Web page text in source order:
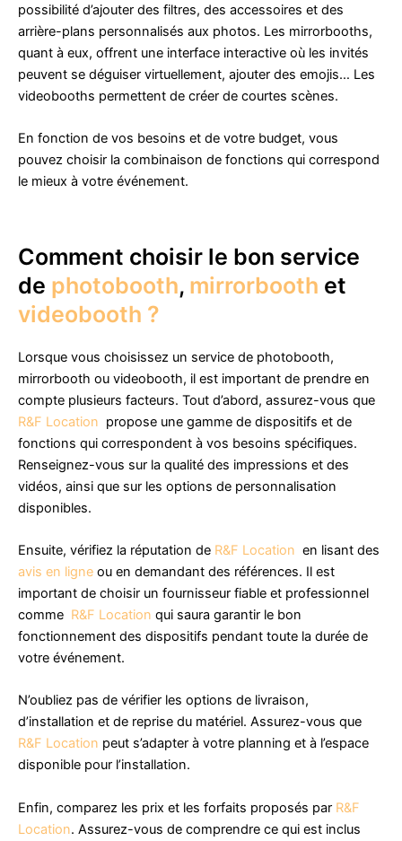
possibilité d’ajouter des filtres, des accessoires et des
arrière-plans personnalisés aux photos. Les mirrorbooths,
quant à eux, offrent une interface interactive où les invités
peuvent se déguiser virtuellement, ajouter des emojis… Les
videobooths permettent de créer de courtes scènes.
En fonction de vos besoins et de votre budget, vous
pouvez choisir la combinaison de fonctions qui correspond
le mieux à votre événement.
Comment choisir le bon service
de photobooth, mirrorbooth et
videobooth ?
Lorsque vous choisissez un service de photobooth,
mirrorbooth ou videobooth, il est important de prendre en
compte plusieurs facteurs. Tout d’abord, assurez-vous que
R&F Location propose une gamme de dispositifs et de
fonctions qui correspondent à vos besoins spécifiques.
Renseignez-vous sur la qualité des impressions et des
vidéos, ainsi que sur les options de personnalisation
disponibles.
Ensuite, vérifiez la réputation de R&F Location en lisant des
avis en ligne ou en demandant des références. Il est
important de choisir un fournisseur fiable et professionnel
comme R&F Location qui saura garantir le bon
fonctionnement des dispositifs pendant toute la durée de
votre événement.
N’oubliez pas de vérifier les options de livraison,
d’installation et de reprise du matériel. Assurez-vous que
R&F Location peut s’adapter à votre planning et à l’espace
disponible pour l’installation.
Enfin, comparez les prix et les forfaits proposés par R&F
Location. Assurez-vous de comprendre ce qui est inclus